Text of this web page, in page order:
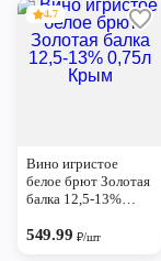
4.7
Вино игристое
белое брют Золотая
балка 12,5-13%
549.99 ₽/шт